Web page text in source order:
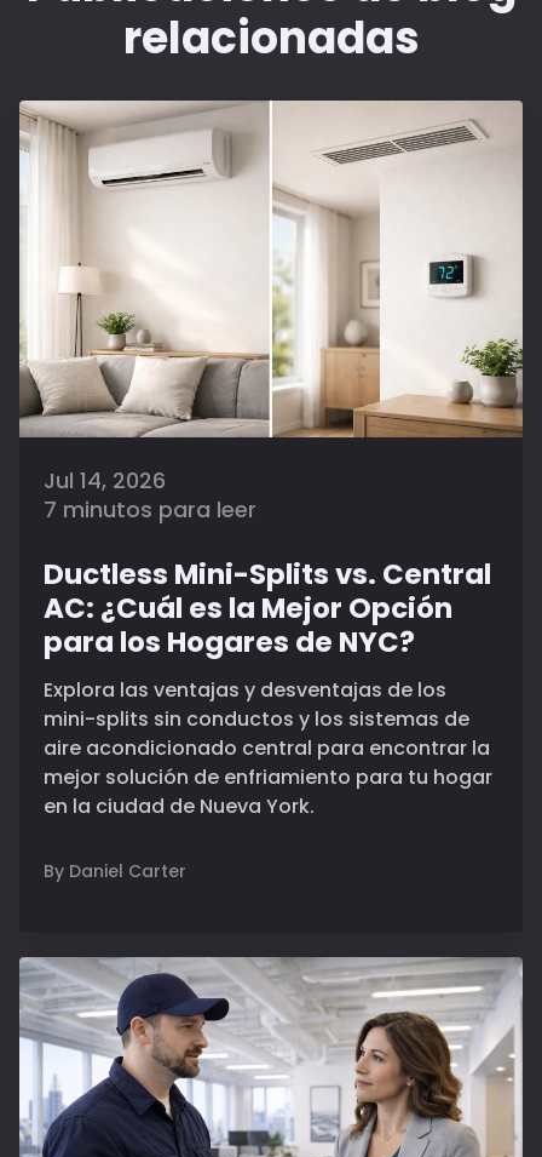
relacionadas
Jul 14, 2026
7 minutos para leer
Ductless Mini-Splits vs. Central
AC: ¿Cuál es la Mejor Opción
para los Hogares de NYC?
Explora las ventajas y desventajas de los
mini-splits sin conductos y los sistemas de
aire acondicionado central para encontrar la
mejor solución de enfriamiento para tu hogar
en la ciudad de Nueva York.
By Daniel Carter